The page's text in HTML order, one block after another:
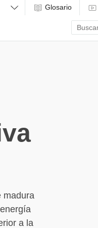
Glosario
Enter
search
term
madura
a la